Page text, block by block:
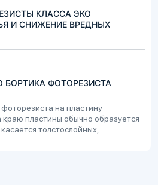
КЛАССА ЭКО
И СНИЖЕНИЕ ВРЕДНЫХ
БОРТИКА ФОТОРЕЗИСТА
на пластину
пластины обычно образуется
толстослойных,